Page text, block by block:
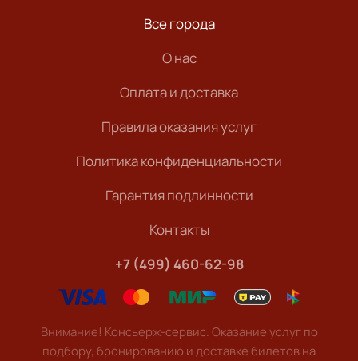
Все города
О нас
Оплата и доставка
Правила оказания услуг
Политика конфиденциальности
Гарантия подлинности
Контакты
+7 (499) 460-62-98
Внимание! Консьерж-сервис. Оказание услуг по
подбору, бронированию и доставке билетов на